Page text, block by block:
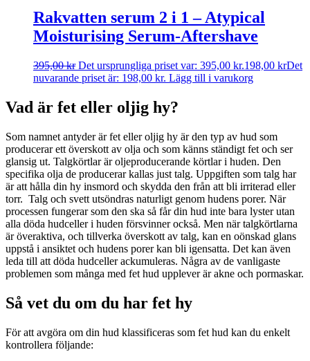
Rakvatten serum 2 i 1 – Atypical
Moisturising Serum-Aftershave
395,00kr Det ursprungliga priset var: 395,00 kr.198,00 krDet
nuvarande priset är: 198,00 kr. Lägg till i varukorg
Vad är fet eller oljig hy?
Som namnet antyder är fet eller oljig hy är den typ av hud som
producerar ett överskott av olja och som känns ständigt fet och ser
glansig ut. Talgkörtlar är oljeproducerande körtlar i huden. Den
specifika olja de producerar kallas just talg. Uppgiften som talg har
är att hålla din hy insmord och skydda den från att bli irriterad eller
torr. Talg och svett utsöndras naturligt genom hudens porer. När
processen fungerar som den ska så får din hud inte bara lyster utan
alla döda hudceller i huden försvinner också. Men när talgkörtlarna
är överaktiva, och tillverka överskott av talg, kan en oönskad glans
uppstå i ansiktet och hudens porer kan bli igensatta. Det kan även
leda till att döda hudceller ackumuleras. Några av de vanligaste
problemen som många med fet hud upplever är akne och pormaskar.
Så vet du om du har fet hy
För att avgöra om din hud klassificeras som fet hud kan du enkelt
kontrollera följande: